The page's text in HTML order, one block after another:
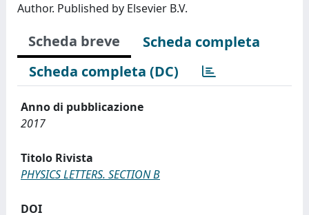
Author. Published by Elsevier B.V.
Scheda breve
Scheda completa
Scheda completa (DC)
Anno di pubblicazione
2017
Titolo Rivista
PHYSICS LETTERS. SECTION B
DOI